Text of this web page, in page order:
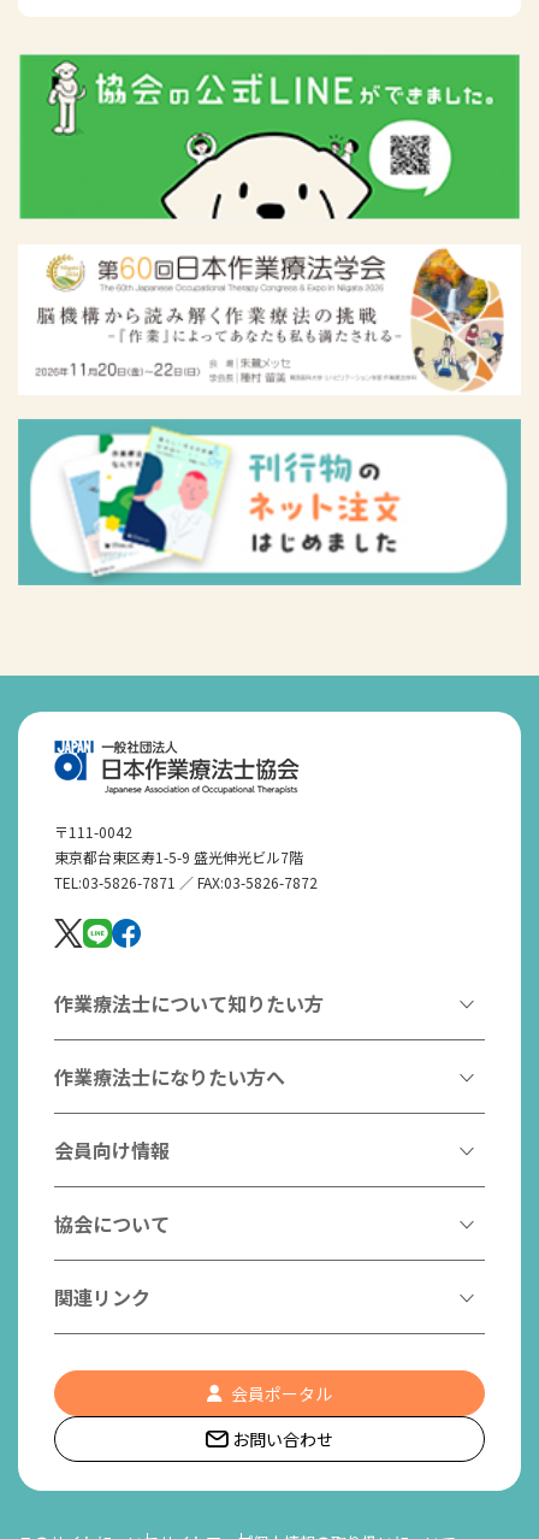
広報活動について
主な協会資料
〒111-0042
東京都台東区寿1-5-9 盛光伸光ビル7階
TEL:03-5826-7871 ／ FAX:03-5826-7872
作業療法士について知りたい方
作業療法とは
作業療法士とは
はたらく作業療法士
作業療法士の支援を受ける
チームの中で活躍する作業療法士
認知症の方への作業療法
作業療法士になりたい方へ
作業療法士になるには
作業療法士として活躍する先輩
こんなところで活躍！作業療法士
入会案内
会員向け情報
協会からのお知らせ
研修会一覧
日本作業療法学会
協会について
会長挨拶
社員名簿
組織図
作業療法の定義
関連リンク
都道府県作業療法士会
作業療法士養成校一覧
世界作業療法士連盟 (WFOT)
日本作業療法士連盟
会員ポータル
お問い合わせ